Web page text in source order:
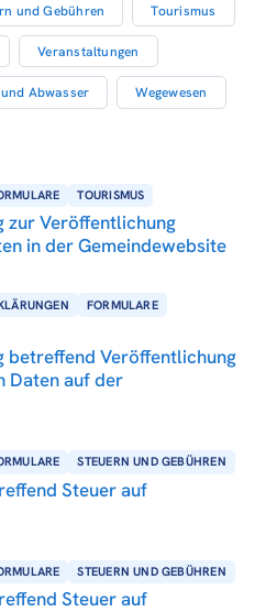
und Gebühren Tourismus
Veranstaltungen
Abwasser Wegewesen
TOURISMUS
zur Veröffentlichung
in der Gemeindewebsite
FORMULARE
betreffend Veröffentlichung
Daten auf der
STEUERN UND GEBÜHREN
Steuer auf
STEUERN UND GEBÜHREN
Steuer auf